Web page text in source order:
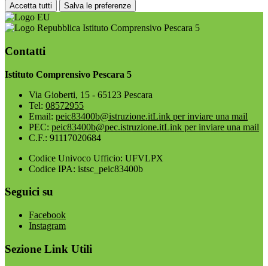
Accetta tutti Salva le preferenze
Istituto Comprensivo Pescara 5
Contatti
Istituto Comprensivo Pescara 5
Via Gioberti, 15 - 65123 Pescara
Tel: 08572955
Email: peic83400b@istruzione.itLink per inviare una mail
PEC: peic83400b@pec.istruzione.itLink per inviare una mail
C.F.: 91117020684
Codice Univoco Ufficio: UFVLPX
Codice IPA: istsc_peic83400b
Seguici su
Facebook
Instagram
Sezione Link Utili